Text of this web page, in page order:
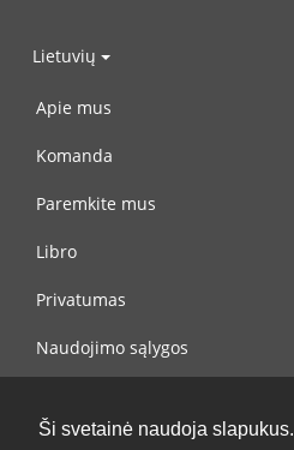
Ši svetainė naudoja slapukus.
Lietuvių
Apie mus
Komanda
Paremkite mus
Libro
Privatumas
Naudojimo sąlygos